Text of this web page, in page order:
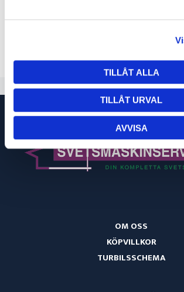
TILLÅT ALLA
TILLÅT URVAL
AVVISA
Inefil 1,0 mm 15 kg/spole
62
3M
200st/
3M27709
OM OSS
KÖPVILLKOR
TURBILSSCHEMA